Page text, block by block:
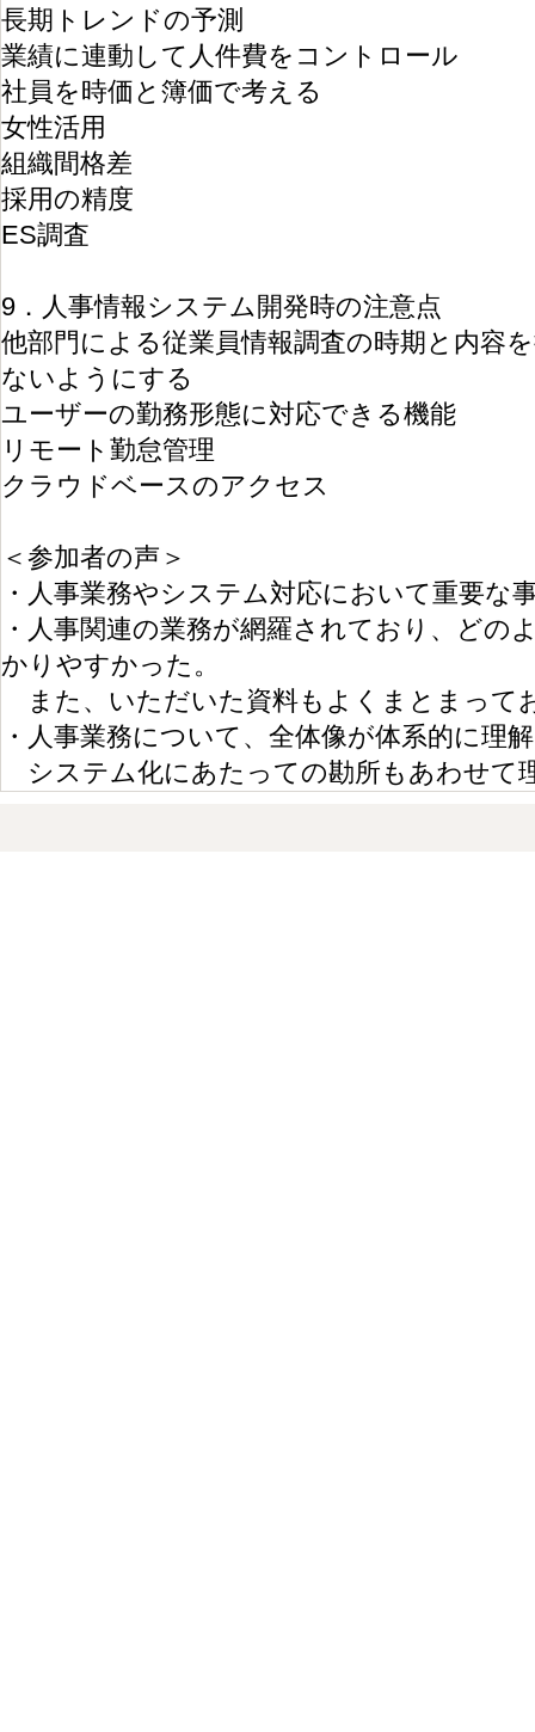
長期トレンドの予測
業績に連動して人件費をコントロール
社員を時価と簿価で考える
女性活用
組織間格差
採用の精度
ES調査
9．人事情報システム開発時の注意点
他部門による従業員情報調査の時期と内容
ないようにする
ユーザーの勤務形態に対応できる機能
リモート勤怠管理
クラウドベースのアクセス
＜参加者の声＞
・人事業務やシステム対応において重要な
・人事関連の業務が網羅されており、どの
かりやすかった。
また、いただいた資料もよくまとまって
・人事業務について、全体像が体系的に理
システム化にあたっての勘所もあわせて